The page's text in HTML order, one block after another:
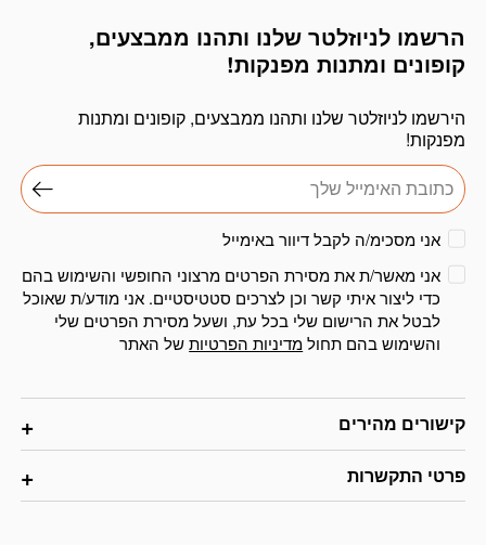
קישורים מהירים
פרטי התקשרות
הרשמו לניוזלטר שלנו ותהנו ממבצעים,
קופונים ומתנות מפנקות!
הירשמו לניוזלטר שלנו ותהנו ממבצעים, קופונים ומתנות
מפנקות!
דוא׳׳ל
אני מסכימ/ה לקבל דיוור באימייל
אני מאשר/ת את מסירת הפרטים מרצוני החופשי והשימוש בהם
כדי ליצור איתי קשר וכן לצרכים סטטיסטיים. אני מודע/ת שאוכל
לבטל את הרישום שלי בכל עת, ושעל מסירת הפרטים שלי
והשימוש בהם תחולמדיניות הפרטיותשל האתר